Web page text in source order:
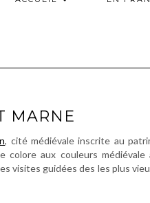
MARNE
, cité médiévale inscrite au
colore aux couleurs
visites guidées des les plus